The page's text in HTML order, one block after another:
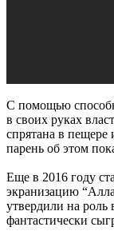
С помощью
в своих руках
спрятана в
парень об этом
Еще в 2016 году
экранизацию
утвердили на
фантастически